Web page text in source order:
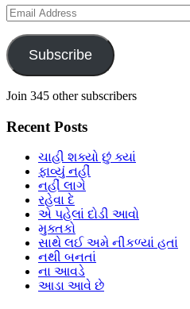
Email
Address
Subscribe
Join 345 other subscribers
Recent Posts
ચાહી શક્યો છું ક્યાં
ફાવ્યું નહીં
નહીં લાગે
રહેવા દે
એ પહેલાં દોડી આવો
મુક્તકો
સાથે લઈ અમે નીકળ્યાં હતાં
નથી બનતાં
ના આવડે
આડા આવે છે